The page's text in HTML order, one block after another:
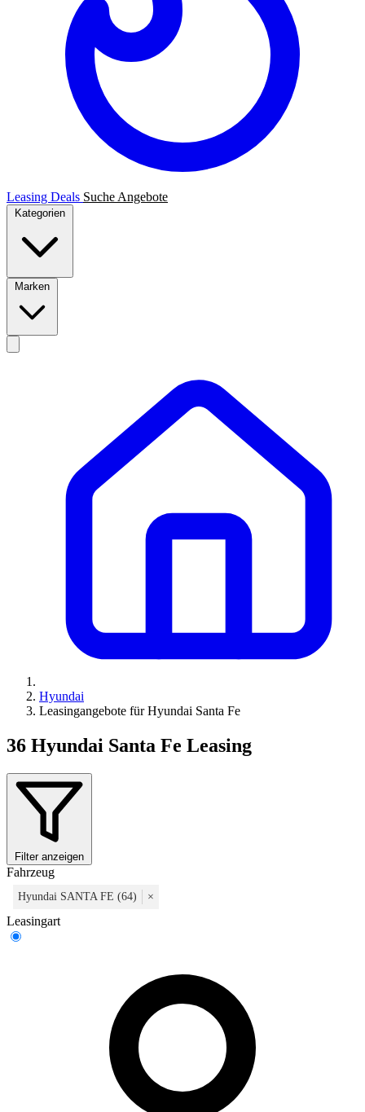
Leasing Deals Suche Angebote
Kategorien
Marken
Hyundai
Leasingangebote für Hyundai Santa Fe
36 Hyundai Santa Fe Leasing
Filter anzeigen
Fahrzeug
Hyundai SANTA FE (64) ×
Leasingart